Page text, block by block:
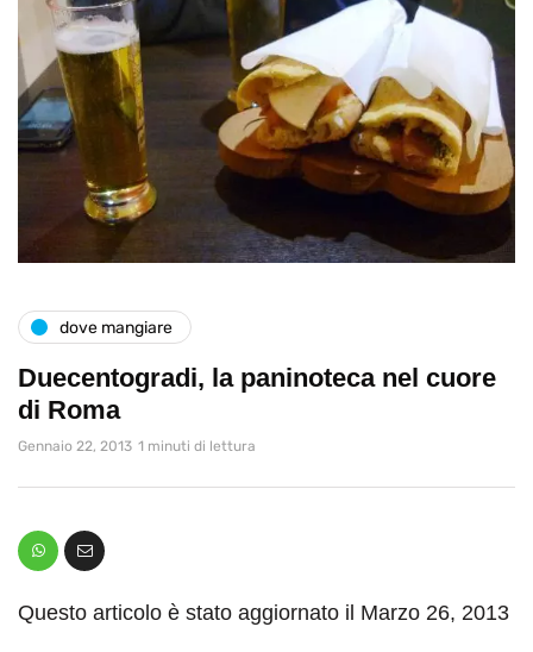
dove mangiare
Duecentogradi, la paninoteca nel cuore
di Roma
Gennaio 22, 2013 1 minuti di lettura
Questo articolo è stato aggiornato il Marzo 26, 2013